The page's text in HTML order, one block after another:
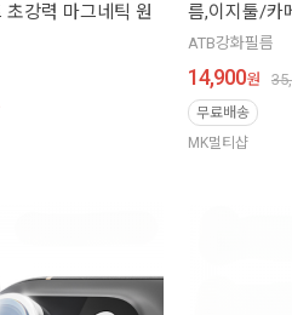
강력 마그네틱 원
름,이지툴/카
ATB강화필름
14,900원
무료배송
MK멀티샵